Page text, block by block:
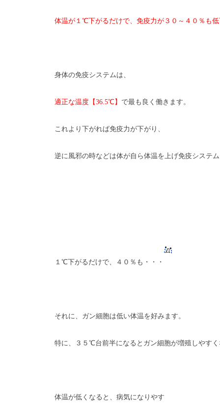
体温が１℃下がるだけで、免疫力が３０～４０％も
身体の免疫システムは、
適正な温度【36.5℃】 で最も良く働きます。
これより下がれば免疫力が下がり、
逆に風邪の時などは体が自ら体温を上げ免疫システ
１℃下がるだけで、４０％も・・・
それに、ガン細胞は低い体温を好みます。
特に、３５℃台前半になるとガン細胞が増殖しやす
体温が低くなると、病気になりやす